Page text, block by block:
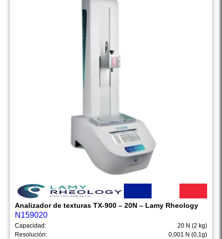
Analizador de texturas TX-900 – 20N – Lamy Rheology
N159020
Capacidad:
20 N (2 kg)
Resolución:
0,001 N (0,1g)